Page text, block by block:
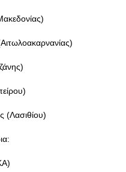
(Λασιθίου)